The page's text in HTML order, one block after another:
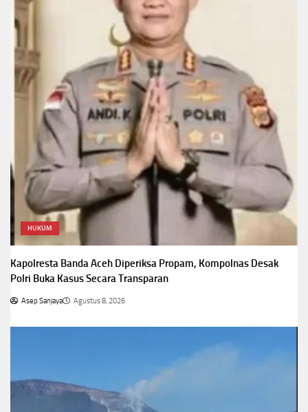
HUKUM
Kapolresta Banda Aceh Diperiksa Propam, Kompolnas Desak
Polri Buka Kasus Secara Transparan
Asep Sanjaya Agustus 8, 2026